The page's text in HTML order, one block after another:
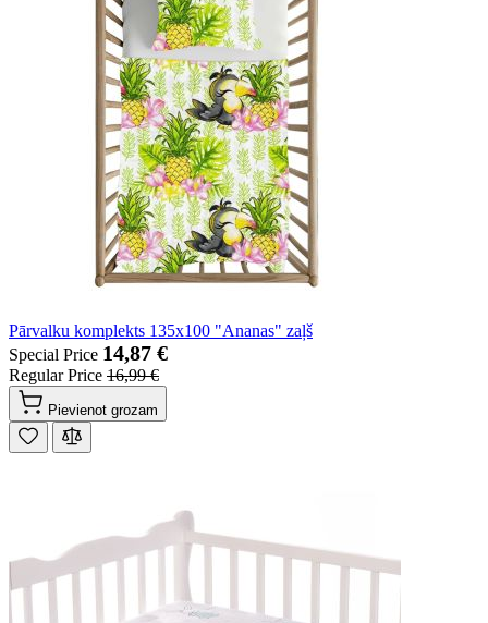
Pārvalku komplekts 135x100 "Ananas" zaļš
Special Price 14,87 €
Regular Price 16,99 €
Pievienot grozam